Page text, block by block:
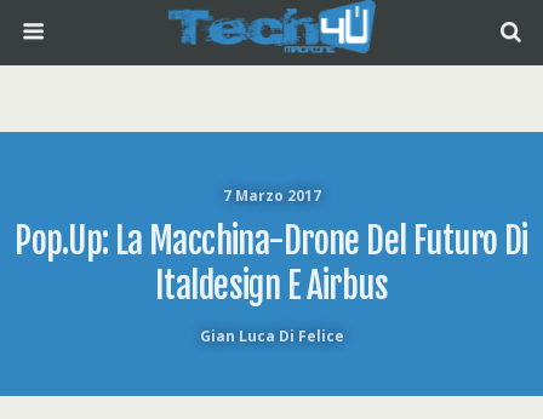
7 Marzo 2017
Pop.Up: La Macchina-Drone Del Futuro Di
Italdesign E Airbus
Gian Luca Di Felice